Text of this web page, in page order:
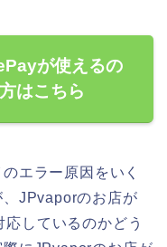
が使えるの
はこちら
エラー原因をいく
JPvaporのお店が
しているのかどう